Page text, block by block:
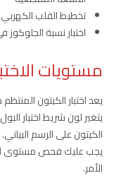
تخطيط القلب الكهربي
اختبار نسبة الجلوكوز
مستويات
يعد اختبار الكيتون
يتغير لون شريط اختبار
الكيتون على الرسم
يجب عليك فحص مستوى
الأمر.